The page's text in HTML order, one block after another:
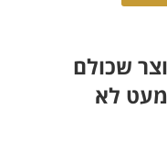
שכולם
לא